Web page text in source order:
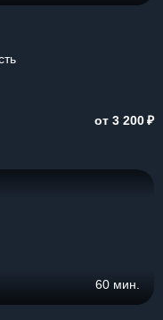
от 3 200₽
60 мин.